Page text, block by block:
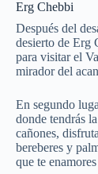
Erg Chebbi
Después del
desierto de Erg
para visitar el
mirador del
En segundo
donde tendrás
cañones,
bereberes y
que te